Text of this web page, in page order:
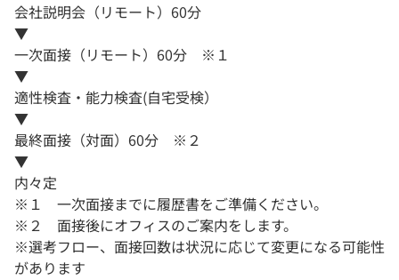
会社説明会（リモート）60分
▼
一次面接（リモート）60分 ※１
▼
適性検査・能力検査(自宅受検）
▼
最終面接（対面）60分 ※２
▼
内々定
※１ 一次面接までに履歴書をご準備ください。
※２ 面接後にオフィスのご案内をします。
※選考フロー、面接回数は状況に応じて変更になる可能性
があります